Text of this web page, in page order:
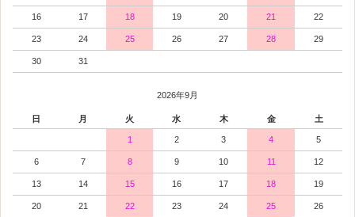
16 17 18 19 20 21 22
23 24 25 26 27 28 29
30 31
2026年9月
日 月 火 水 木 金 土
1 2 3 4 5
6 7 8 9 10 11 12
13 14 15 16 17 18 19
20 21 22 23 24 25 26